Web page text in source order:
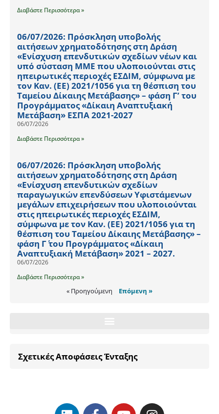
Διαβάστε Περισσότερα »
06/07/2026: Πρόσκληση υποβολής
αιτήσεων χρηματοδότησης στη Δράση
«Ενίσχυση επενδυτικών σχεδίων νέων και
υπό σύσταση ΜΜΕ που υλοποιούνται στις
ηπειρωτικές περιοχές ΕΣΔΙΜ, σύμφωνα με
τον Καν. (ΕΕ) 2021/1056 για τη θέσπιση του
Ταμείου Δίκαιης Μετάβασης» – φάση Γ’ του
Προγράμματος «Δίκαιη Αναπτυξιακή
Μετάβαση» ΕΣΠΑ 2021-2027
06/07/2026
Διαβάστε Περισσότερα »
06/07/2026: Πρόσκληση υποβολής
αιτήσεων χρηματοδότησης στη Δράση
«Ενίσχυση επενδυτικών σχεδίων
παραγωγικών επενδύσεων Υφιστάμενων
μεγάλων επιχειρήσεων που υλοποιούνται
στις ηπειρωτικές περιοχές ΕΣΔΙΜ,
σύμφωνα με τον Καν. (ΕΕ) 2021/1056 για τη
θέσπιση του Ταμείου Δίκαιης Μετάβασης» –
φάση Γ΄ του Προγράμματος «Δίκαιη
Αναπτυξιακή Μετάβαση» 2021 – 2027.
06/07/2026
Διαβάστε Περισσότερα »
« Προηγούμενη Επόμενη »
Σχετικές Αποφάσεις Ένταξης